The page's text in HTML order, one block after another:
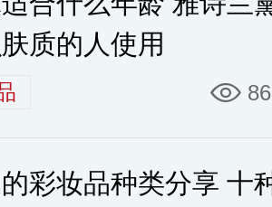
质的人使用
彩妆品种类分享 十